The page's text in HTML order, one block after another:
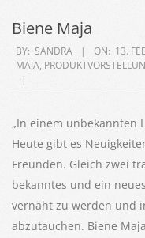
Biene Maja
2024-
02-
BY: SANDRA ON: 13.
MAJA,
„In einem unbekannten
Heute gibt es
Freunden. Gleich zwei
bekanntes und ein
vernäht zu werden und
abzutauchen. Biene